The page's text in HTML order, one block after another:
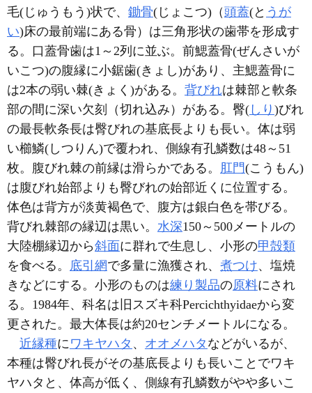
毛(じゅうもう)状で、 鋤骨(じょこつ)（頭蓋(と うが
い)床の最前端にある骨）は三角形状の歯帯を形成す
る。口蓋骨歯は1～2列に並ぶ。前鰓蓋骨(ぜんさいが
いこつ)の腹縁に小鋸歯(きょし)があり、主鰓蓋骨に
は2本の弱い棘(きょく)がある。 背びれは棘部と軟条
部の間に深い欠刻（切れ込み）がある。臀( しり )びれ
の最長軟条長は臀びれの基底長よりも長い。体は弱
い櫛鱗(しつりん)で覆われ、側線有孔鱗数は48～51
枚。腹びれ棘の前縁は滑らかである。 肛門(こうもん)
は腹びれ始部よりも臀びれの始部近くに位置する。
体色は背方が淡黄褐色で、腹方は銀白色を帯びる。
背びれ棘部の縁辺は黒い。 水深150～500メートルの
大陸棚縁辺から斜面に群れで生息し、小形の甲殻類
を食べる。 底引網で多量に漁獲され、 煮つけ、塩焼
きなどにする。小形のものは練り製品の原料にされ
る。1984年、科名は旧スズキ科Percichthyidaeから変
更された。最大体長は約20センチメートルになる。
近縁種にワキヤハタ 、 オオメハタ などがいるが、
本種は臀びれ長がその基底長よりも長いことでワキ
ヤハタと、体高が低く、側線有孔鱗数がやや多いこ